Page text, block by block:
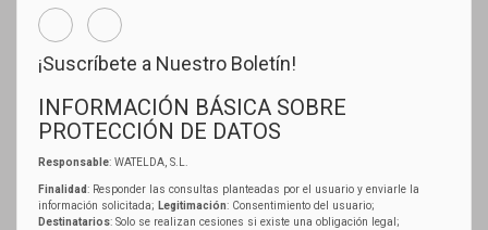
¡Suscríbete a Nuestro Boletín!
INFORMACIÓN BÁSICA SOBRE
PROTECCIÓN DE DATOS
Responsable: WATELDA, S.L.
Finalidad: Responder las consultas planteadas por el usuario y enviarle la
información solicitada; Legitimación: Consentimiento del usuario;
Destinatarios: Solo se realizan cesiones si existe una obligación legal;